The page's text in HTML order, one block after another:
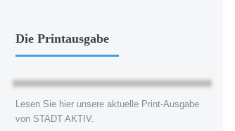
Die Printausgabe
Lesen Sie hier unsere aktuelle Print-Ausgabe
von STADT AKTIV.